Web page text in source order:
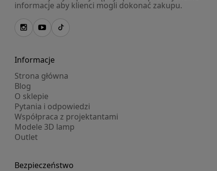
informacje aby klienci mogli dokonać zakupu.
Informacje
Strona główna
Blog
O sklepie
Pytania i odpowiedzi
Współpraca z projektantami
Modele 3D lamp
Outlet
Bezpieczeństwo